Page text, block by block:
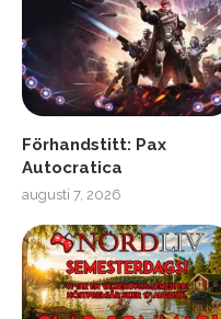
Förhandstitt: Pax
Autocratica
augusti 7, 2026